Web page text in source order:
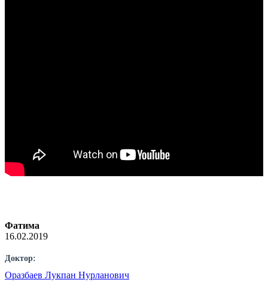
Фатима
16.02.2019
Доктор:
Оразбаев Лукпан Нурланович